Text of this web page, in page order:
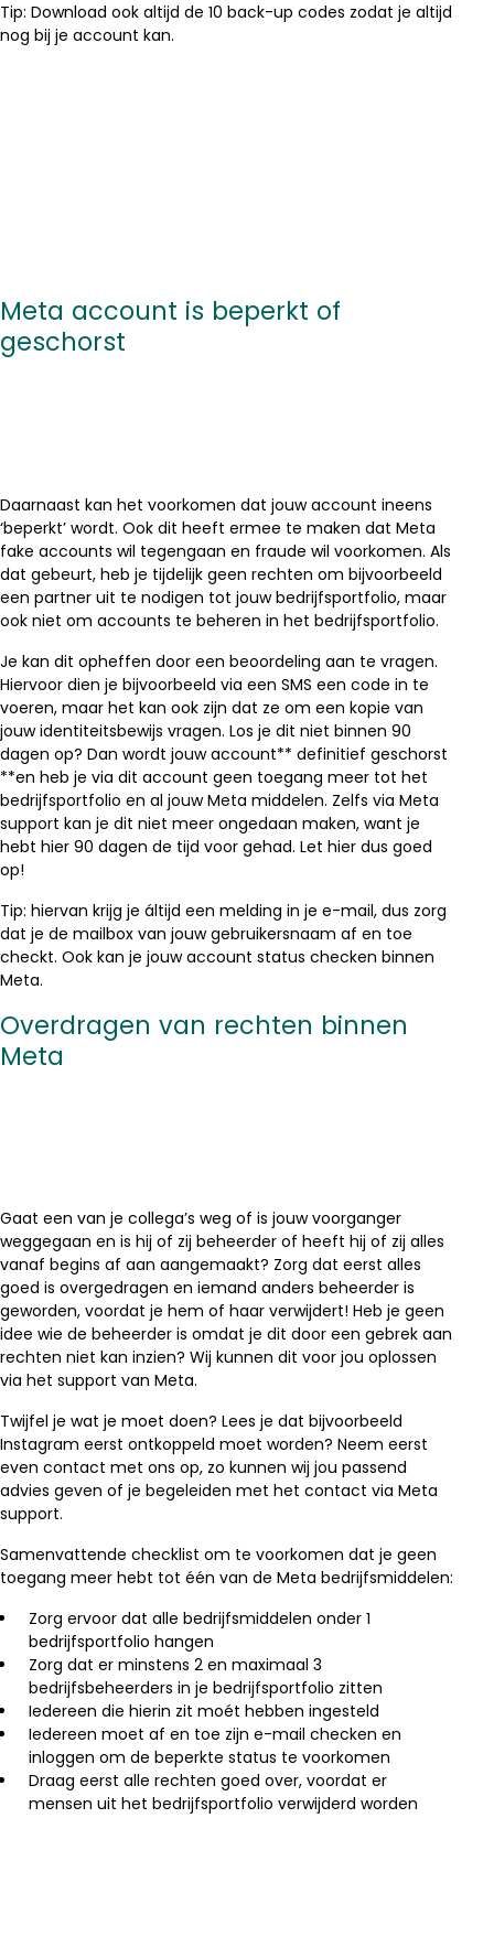
Tip: Download ook altijd de 10 back-up codes zodat je altijd
nog bij je account kan.
Meta account is beperkt of
geschorst
Daarnaast kan het voorkomen dat jouw account ineens
‘beperkt’ wordt. Ook dit heeft ermee te maken dat Meta
fake accounts wil tegengaan en fraude wil voorkomen. Als
dat gebeurt, heb je tijdelijk geen rechten om bijvoorbeeld
een partner uit te nodigen tot jouw bedrijfsportfolio, maar
ook niet om accounts te beheren in het bedrijfsportfolio.
Je kan dit opheffen door een beoordeling aan te vragen.
Hiervoor dien je bijvoorbeeld via een SMS een code in te
voeren, maar het kan ook zijn dat ze om een kopie van
jouw identiteitsbewijs vragen. Los je dit niet binnen 90
dagen op? Dan wordt jouw account** definitief geschorst
**en heb je via dit account geen toegang meer tot het
bedrijfsportfolio en al jouw Meta middelen. Zelfs via Meta
support kan je dit niet meer ongedaan maken, want je
hebt hier 90 dagen de tijd voor gehad. Let hier dus goed
op!
Tip: hiervan krijg je áltijd een melding in je e-mail, dus zorg
dat je de mailbox van jouw gebruikersnaam af en toe
checkt. Ook kan je jouw account status checken binnen
Meta.
Overdragen van rechten binnen
Meta
Gaat een van je collega’s weg of is jouw voorganger
weggegaan en is hij of zij beheerder of heeft hij of zij alles
vanaf begins af aan aangemaakt? Zorg dat eerst alles
goed is overgedragen en iemand anders beheerder is
geworden, voordat je hem of haar verwijdert! Heb je geen
idee wie de beheerder is omdat je dit door een gebrek aan
rechten niet kan inzien? Wij kunnen dit voor jou oplossen
via het support van Meta.
Twijfel je wat je moet doen? Lees je dat bijvoorbeeld
Instagram eerst ontkoppeld moet worden? Neem eerst
even contact met ons op, zo kunnen wij jou passend
advies geven of je begeleiden met het contact via Meta
support.
Samenvattende checklist om te voorkomen dat je geen
toegang meer hebt tot één van de Meta bedrijfsmiddelen:
Zorg ervoor dat alle bedrijfsmiddelen onder 1
bedrijfsportfolio hangen
Zorg dat er minstens 2 en maximaal 3
bedrijfsbeheerders in je bedrijfsportfolio zitten
Iedereen die hierin zit moét hebben ingesteld
Iedereen moet af en toe zijn e-mail checken en
inloggen om de beperkte status te voorkomen
Draag eerst alle rechten goed over, voordat er
mensen uit het bedrijfsportfolio verwijderd worden